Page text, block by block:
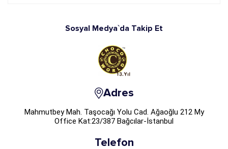
Sosyal Medya`da Takip Et
Adres
Mahmutbey Mah. Taşocağı Yolu Cad. Ağaoğlu 212 My
Office Kat:23/387 Bağcılar-İstanbul
Telefon